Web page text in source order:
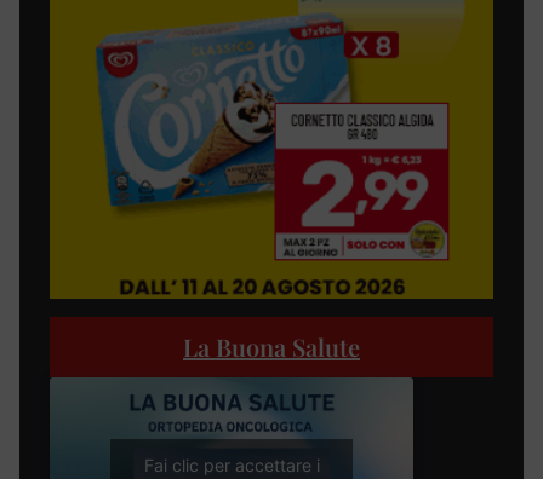
La Buona Salute
Fai clic per accettare i